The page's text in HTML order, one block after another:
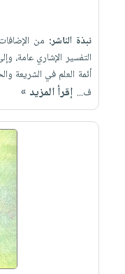
نبذة الناشر: من
التفسير الإشاري عامة،
أئمة العلم في الشريعة
ف... إقرأ المزيد »